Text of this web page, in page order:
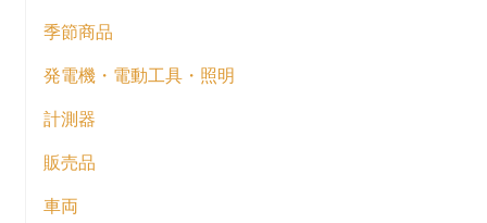
季節商品
発電機・電動工具・照明
計測器
販売品
車両